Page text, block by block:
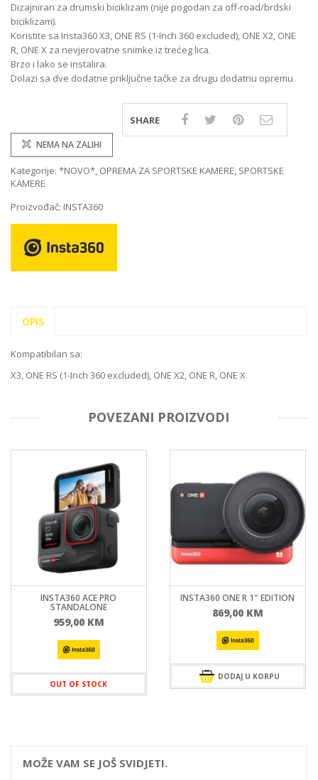
Dizajniran za drumski biciklizam (nije pogodan za off-road/brdski
biciklizam).
Koristite sa Insta360X3, ONE RS (1-Inch 360 excluded), ONE X2, ONE
R, ONE X za nevjerovatne snimke iz trećeg lica.
Brzo i lako se instalira.
Dolazi sa dve dodatne priključne tačke za drugu dodatnu opremu.
NEMA NA ZALIHI
SHARE
Kategorije: *NOVO*, OPREMA ZA SPORTSKE KAMERE, SPORTSKE
KAMERE
Proizvođač: INSTA360
OPIS
Kompatibilan sa:
X3, ONE RS (1-Inch 360 excluded), ONE X2, ONE R, ONE X
POVEZANI PROIZVODI
INSTA360 ACE PRO
STANDALONE
959,00 KM
OUT OF STOCK
INSTA360 ONE R 1″ EDITION
869,00 KM
DODAJ U KORPU
MOŽE VAM SE JOŠ SVIDJETI.